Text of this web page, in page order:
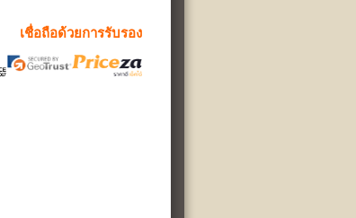
เชื่อถือด้วยการรับรอง